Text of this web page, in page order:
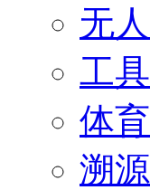
无
工
体
溯